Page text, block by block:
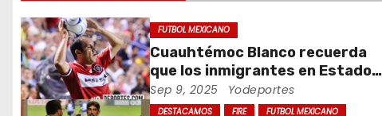
i
ó
n
FUTBOL MEXICANO
Cuauhtémoc Blanco recuerda
que los inmigrantes en Estados
Unidos son gente trabajadora
Sep 9, 2025 Yodeportes
DESTACAMOS FIRE FUTBOL MEXICANO